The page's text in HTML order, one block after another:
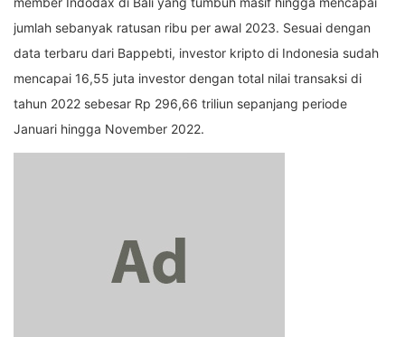
jumlah sebanyak ratusan ribu per awal 2023. Sesuai dengan
data terbaru dari Bappebti, investor kripto di Indonesia sudah
mencapai 16,55 juta investor dengan total nilai transaksi di
tahun 2022 sebesar Rp 296,66 triliun sepanjang periode
Januari hingga November 2022.